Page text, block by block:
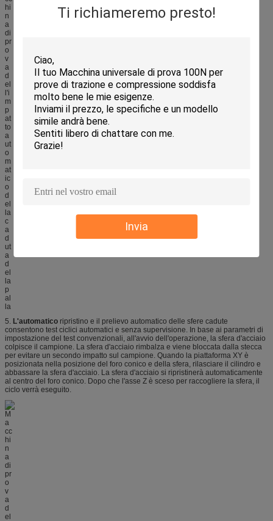
Ti richiameremo presto!
Invia
5. L'automatico ripristino e il prelievo automatico delle sfere cadute
consentono test ciclici automatici e senza supervisione. In base ai parametri di
impostazione del test convenzionali, all'avvio dell'operazione, la sfera d'acciaio
colpisce il campione. La sfera d'acciaio rimbalza e viene bloccata dalla stecca
per evitare un secondo impatto sul campione. Quando la piattaforma XY è
posizionata nella posizione del foro conico e della sfera, rilasciare il cilindro e
abbassare la sfera d'acciaio. La sfera d'acciaio si ripristinerà automaticamente
al centro del foro conico. Dopo che l'asse Z è sceso per raccogliere la sfera, il
ciclo verrà eseguito.